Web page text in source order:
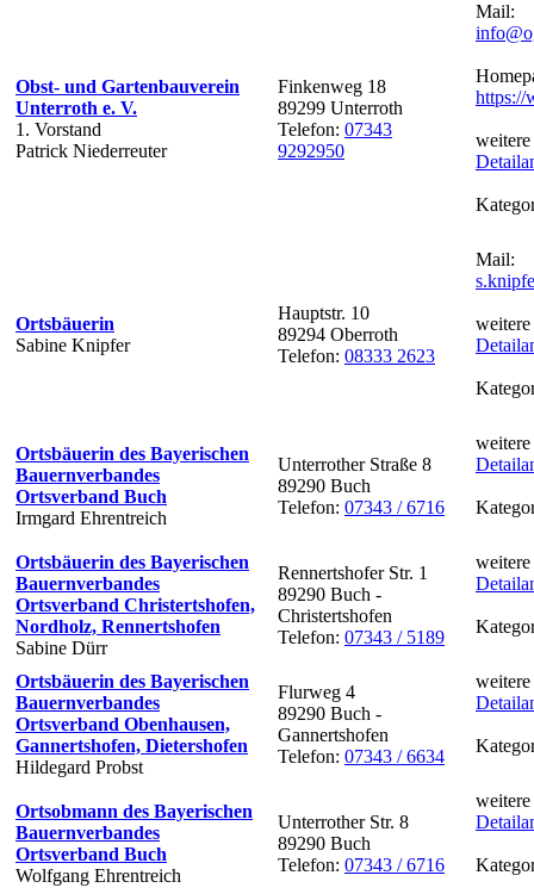
Obst- und Gartenbauverein
Unterroth e. V.
1. Vorstand
Patrick Niederreuter
Finkenweg 18
89299 Unterroth
Telefon: 07343
9292950
Mail:
https://
Ortsbäuerin
Sabine Knipfer
Hauptstr. 10
89294 Oberroth
Telefon: 08333 2623
Mail:
Ortsbäuerin des Bayerischen
Bauernverbandes
Ortsverband Buch
Irmgard Ehrentreich
Unterrother Straße 8
89290 Buch
Telefon: 07343 / 6716
Ortsbäuerin des Bayerischen
Bauernverbandes
Ortsverband Christertshofen,
Nordholz, Rennertshofen
Sabine Dürr
Rennertshofer Str. 1
89290 Buch -
Christertshofen
Telefon: 07343 / 5189
Ortsbäuerin des Bayerischen
Bauernverbandes
Ortsverband Obenhausen,
Gannertshofen, Dietershofen
Hildegard Probst
Flurweg 4
89290 Buch -
Gannertshofen
Telefon: 07343 / 6634
Ortsobmann des Bayerischen
Bauernverbandes
Ortsverband Buch
Wolfgang Ehrentreich
Unterrother Str. 8
89290 Buch
Telefon: 07343 / 6716